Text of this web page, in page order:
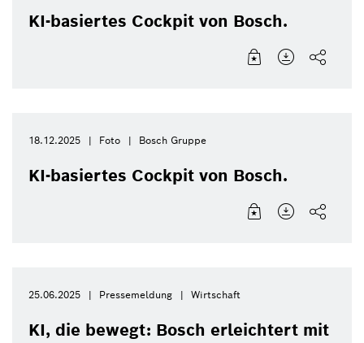
KI-basiertes Cockpit von Bosch.
18.12.2025 Foto Bosch Gruppe
KI-basiertes Cockpit von Bosch.
25.06.2025 Pressemeldung Wirtschaft
KI, die bewegt: Bosch erleichtert mit